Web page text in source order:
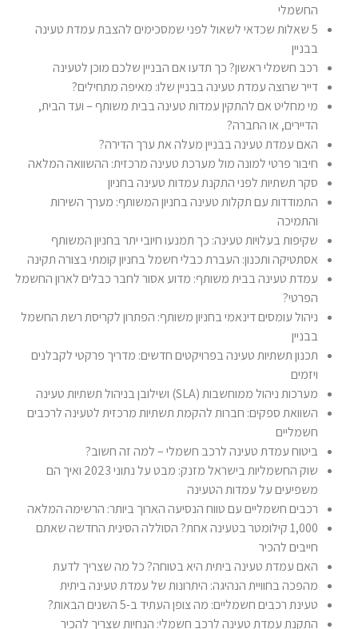
החשמלי
5 שאלות שכדאי לשאול לפני שמסכימים להצבת עמדת טעינה
בבניין
רכב חשמלי ראשון? כך תדעו אם הבניין שלכם מוכן לטעינה
דייר שרוצה עמדת טעינה בבניין שלו: מאיפה מתחילים?
מי מחליט אם להתקין עמדות טעינה בבית משותף – ועד הבית,
הדיירים, או החברה?
האם עמדת טעינה בבניין מעלה את ערך הדירה?
חיבור פרטי למונה מול מערכת טעינה מרכזית: ההשוואה המלאה
סקר תשתיות לפני התקנת עמדות טעינה בחניון
התמודדות עם תקלות טעינה בחניון המשותף: מערך השירות
והתמיכה
שקיפות בעלויות טעינה: כך תמנעו חיובי יתר בחניון המשותף
אסתטיקה ותכנון: העברת כבלי חשמל בחניון קומתי בצורה תקינה
עמדת טעינה בבית משותף: מדוע אסור לחבר כבלים לארון החשמל
הפרטי?
ניהול עומסים דינאמי בחניון משותף: הפתרון לקריסת רשת החשמל
בבניין
תכנון תשתיות טעינה בפרויקטים חדשים: מדריך פרקטי לקבלנים
ויזמים
מערכות ניהול ממוחשבות (SLA) ושילובן בניהול תשתיות טעינה
השוואת ספקים: חברות להקמת תשתיות מרכזית לטעינה לרכבים
חשמליים
ביטוח עמדת טעינה לרכב חשמלי – למה זה חשוב?
שוק החשמליות בישראל מזנק: מבט על נתוני 2023 ואיך הם
משפיעים על עמדות הטעינה
רכבים חשמליים עם טווח הנסיעה הארוך ביותר: הרשימה המלאה
1,000 קילומטר בטעינה אחת? הסוללה הסינית החדשה שאתם
חייבים להכיר
האם עמדת טעינה ביתית היא בטוחה? כל מה שצריך לדעת
מהפכה בחוויית הנהיגה: היתרונות של עמדת טעינה ביתית
טעינת רכבים חשמליים: מה צופן העתיד ב-5 השנים הבאות?
התקנת עמדת טעינה לרכב חשמלי: הנחיות שצריך להכיר